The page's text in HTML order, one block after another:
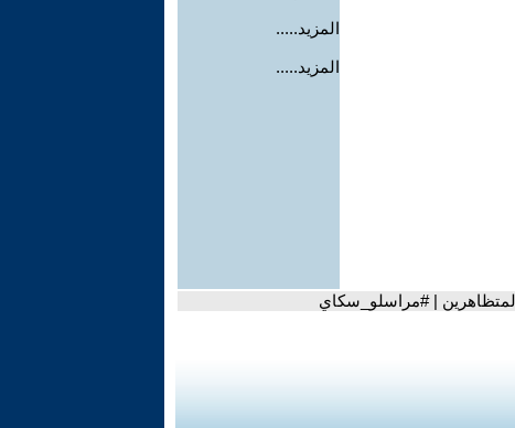
المزيد.....
المزيد.....
| #مراسلو_سكاي